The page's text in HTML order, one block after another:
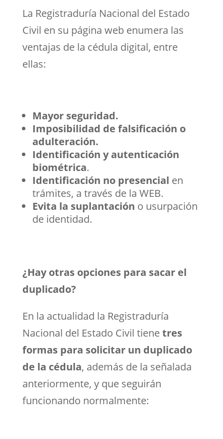
La Registraduría Nacional del Estado
Civil en su página web enumera las
ventajas de la cédula digital, entre
ellas:
Mayor seguridad.
Imposibilidad de falsificación o
adulteración.
Identificación y autenticación
biométrica.
Identificación no presencial en
trámites, a través de la WEB.
Evita la suplantación o usurpación
de identidad.
¿Hay otras opciones para sacar el
duplicado?
En la actualidad la Registraduría
Nacional del Estado Civil tienetres
formas para solicitar un duplicado
de la cédula, además de la señalada
anteriormente, y que seguirán
funcionando normalmente: